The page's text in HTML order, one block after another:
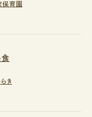
保育園
き